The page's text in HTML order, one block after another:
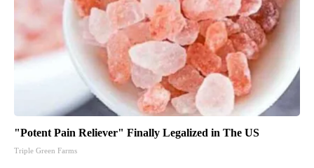
"Potent Pain Reliever" Finally Legalized in The US
Triple Green Farms